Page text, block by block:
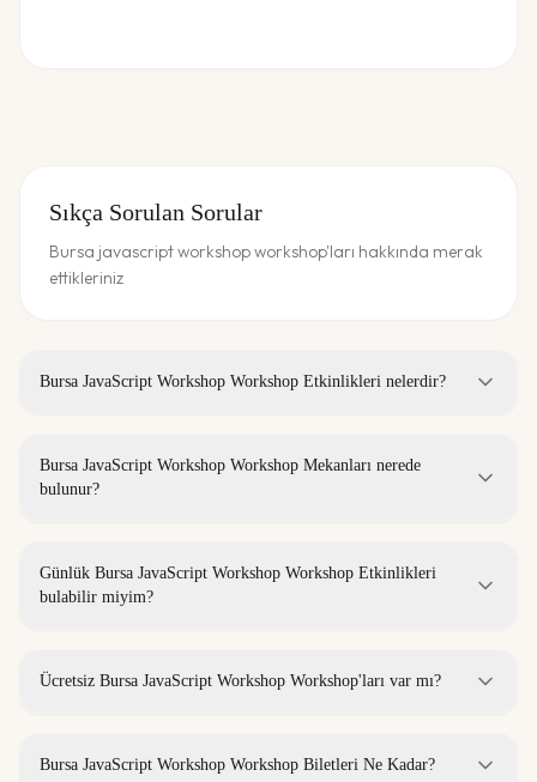
Sıkça Sorulan Sorular
Bursa javascript workshop workshop'ları hakkında merak
ettikleriniz
Bursa JavaScript Workshop Workshop Etkinlikleri nelerdir?
Bursa JavaScript Workshop Workshop Mekanları nerede
bulunur?
Günlük Bursa JavaScript Workshop Workshop Etkinlikleri
bulabilir miyim?
Ücretsiz Bursa JavaScript Workshop Workshop'ları var mı?
Bursa JavaScript Workshop Workshop Biletleri Ne Kadar?